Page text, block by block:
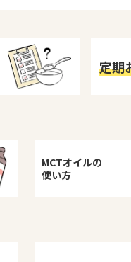
定期
MCTオイルの
使い方